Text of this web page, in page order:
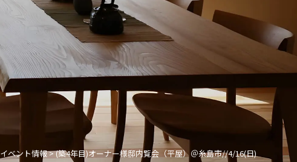
イベント情報>(築4年目)オーナー様邸内覧会（平屋）＠糸島市//4/16(日)